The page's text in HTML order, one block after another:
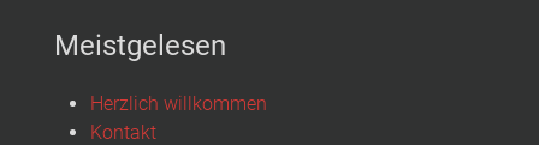
Meistgelesen
Herzlich willkommen
Kontakt